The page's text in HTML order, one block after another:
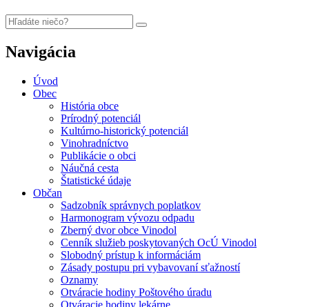
Navigácia
Úvod
Obec
História obce
Prírodný potenciál
Kultúrno-historický potenciál
Vinohradníctvo
Publikácie o obci
Náučná cesta
Štatistické údaje
Občan
Sadzobník správnych poplatkov
Harmonogram vývozu odpadu
Zberný dvor obce Vinodol
Cenník služieb poskytovaných OcÚ Vinodol
Slobodný prístup k informáciám
Zásady postupu pri vybavovaní sťažností
Oznamy
Otváracie hodiny Poštového úradu